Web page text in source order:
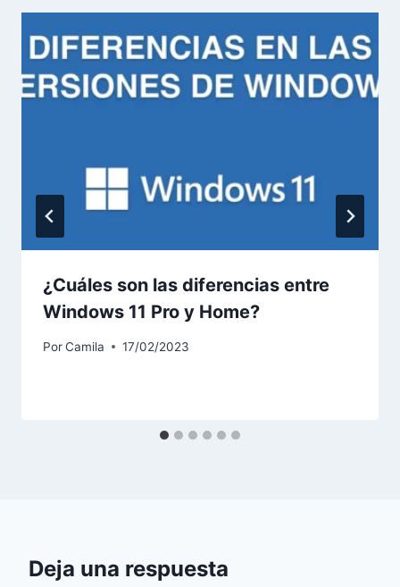
¿Cuáles son las diferencias entre
Windows 11 Pro y Home?
PorCamila 17/02/2023
Deja una respuesta